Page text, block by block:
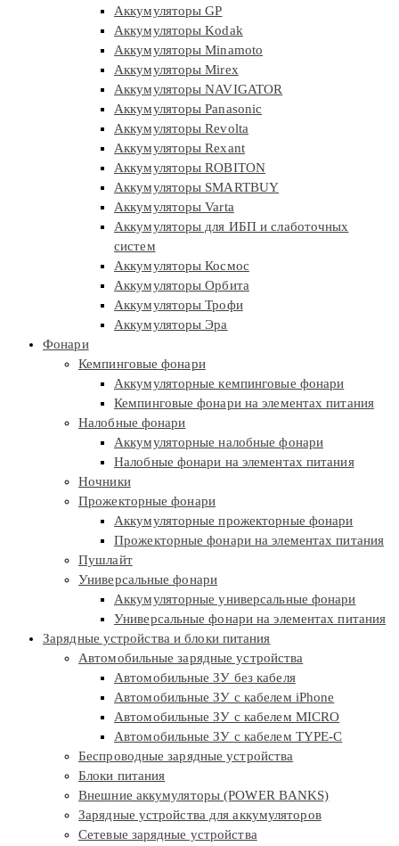
Аккумуляторы GP
Аккумуляторы Kodak
Аккумуляторы Minamoto
Аккумуляторы Mirex
Аккумуляторы NAVIGATOR
Аккумуляторы Panasonic
Аккумуляторы Revolta
Аккумуляторы Rexant
Аккумуляторы ROBITON
Аккумуляторы SMARTBUY
Аккумуляторы Varta
Аккумуляторы для ИБП и слаботочных
систем
Аккумуляторы Космос
Аккумуляторы Орбита
Аккумуляторы Трофи
Аккумуляторы Эра
Фонари
Кемпинговые фонари
Аккумуляторные кемпинговые фонари
Кемпинговые фонари на элементах питания
Налобные фонари
Аккумуляторные налобные фонари
Налобные фонари на элементах питания
Ночники
Прожекторные фонари
Аккумуляторные прожекторные фонари
Прожекторные фонари на элементах питания
Пушлайт
Универсальные фонари
Аккумуляторные универсальные фонари
Универсальные фонари на элементах питания
Зарядные устройства и блоки питания
Автомобильные зарядные устройства
Автомобильные ЗУ без кабеля
Автомобильные ЗУ с кабелем iPhone
Автомобильные ЗУ с кабелем MICRO
Автомобильные ЗУ с кабелем TYPE-C
Беспроводные зарядные устройства
Блоки питания
Внешние аккумуляторы (POWER BANKS)
Зарядные устройства для аккумуляторов
Сетевые зарядные устройства